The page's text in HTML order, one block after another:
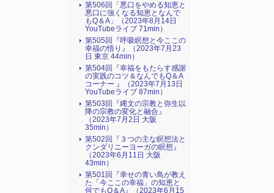
第506回「悪口をやめる知恵と
悪口に強くなる知恵となんで
もQ＆A」（2023年8月14日
YouTubeライブ 71min）
第505回『呼吸瞑想と今ここの
幸福の悟り』（2023年7月23
日 東京 44min）
第504回『幸福をもたらす感謝
の実践のコツ＆なんでもQ＆A
コーナー 』（2023年7月13日
YouTubeライブ 87min）
第503回『縄文の宗教と弥生以
降の宗教の変化と融合』
（2023年7月2日 大阪
35min）
第502回『３つの主な瞑想法と
クンダリニーヨーガの瞑想』
（2023年6月11日 大阪
43min）
第501回『幸せの青い鳥が教え
た「今ここの幸福」の知恵と
何でもQ＆A』（2023年6月15